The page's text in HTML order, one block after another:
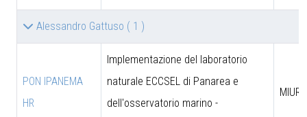
Alessandro Gattuso ( 1 )
PON IPANEMA
HR
Implementazione del laboratorio
naturale ECCSEL di Panarea e
dell'osservatorio marino -
MIUR